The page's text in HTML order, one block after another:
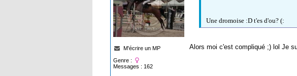
M'écrire un MP
Genre :
Messages : 162
Une dromoise :D t'es d'ou? (:
Alors moi c'est compliqué ;) lol Je